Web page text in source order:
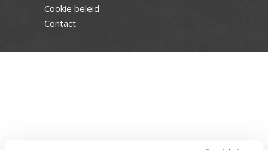
Cookie beleid
Contact